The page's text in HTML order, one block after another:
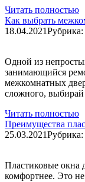
Читать полностью
Как выбрать
18.04.2021Рубрика:
Одной из
занимающийся
межкомнатных
сложного,
Читать полностью
Преимущества
25.03.2021Рубрика:
Пластиковые окна
комфортнее. Это